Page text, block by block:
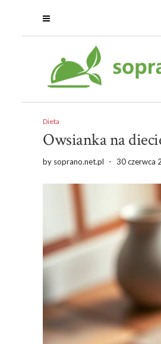
Dieta
Owsianka na
by soprano.net.pl - 30 czerwca